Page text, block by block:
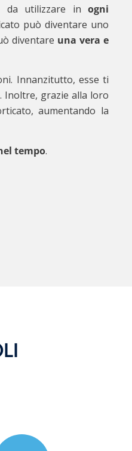
da utilizzare in ogni
può diventare uno
diventare una vera e
Innanzitutto, esse ti
Inoltre, grazie alla loro
aumentando la
tempo.